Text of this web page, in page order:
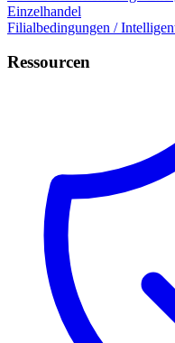
Einzelhandel
Filialbedingungen /
Ressourcen